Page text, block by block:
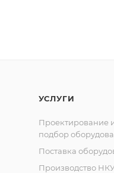
УСЛУГИ
Проектирование
подбор
Поставка
Производство